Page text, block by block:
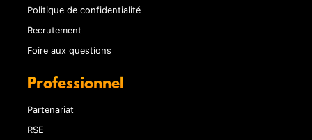
Politique de confidentialité
Recrutement
Foire aux questions
Professionnel
Partenariat
RSE